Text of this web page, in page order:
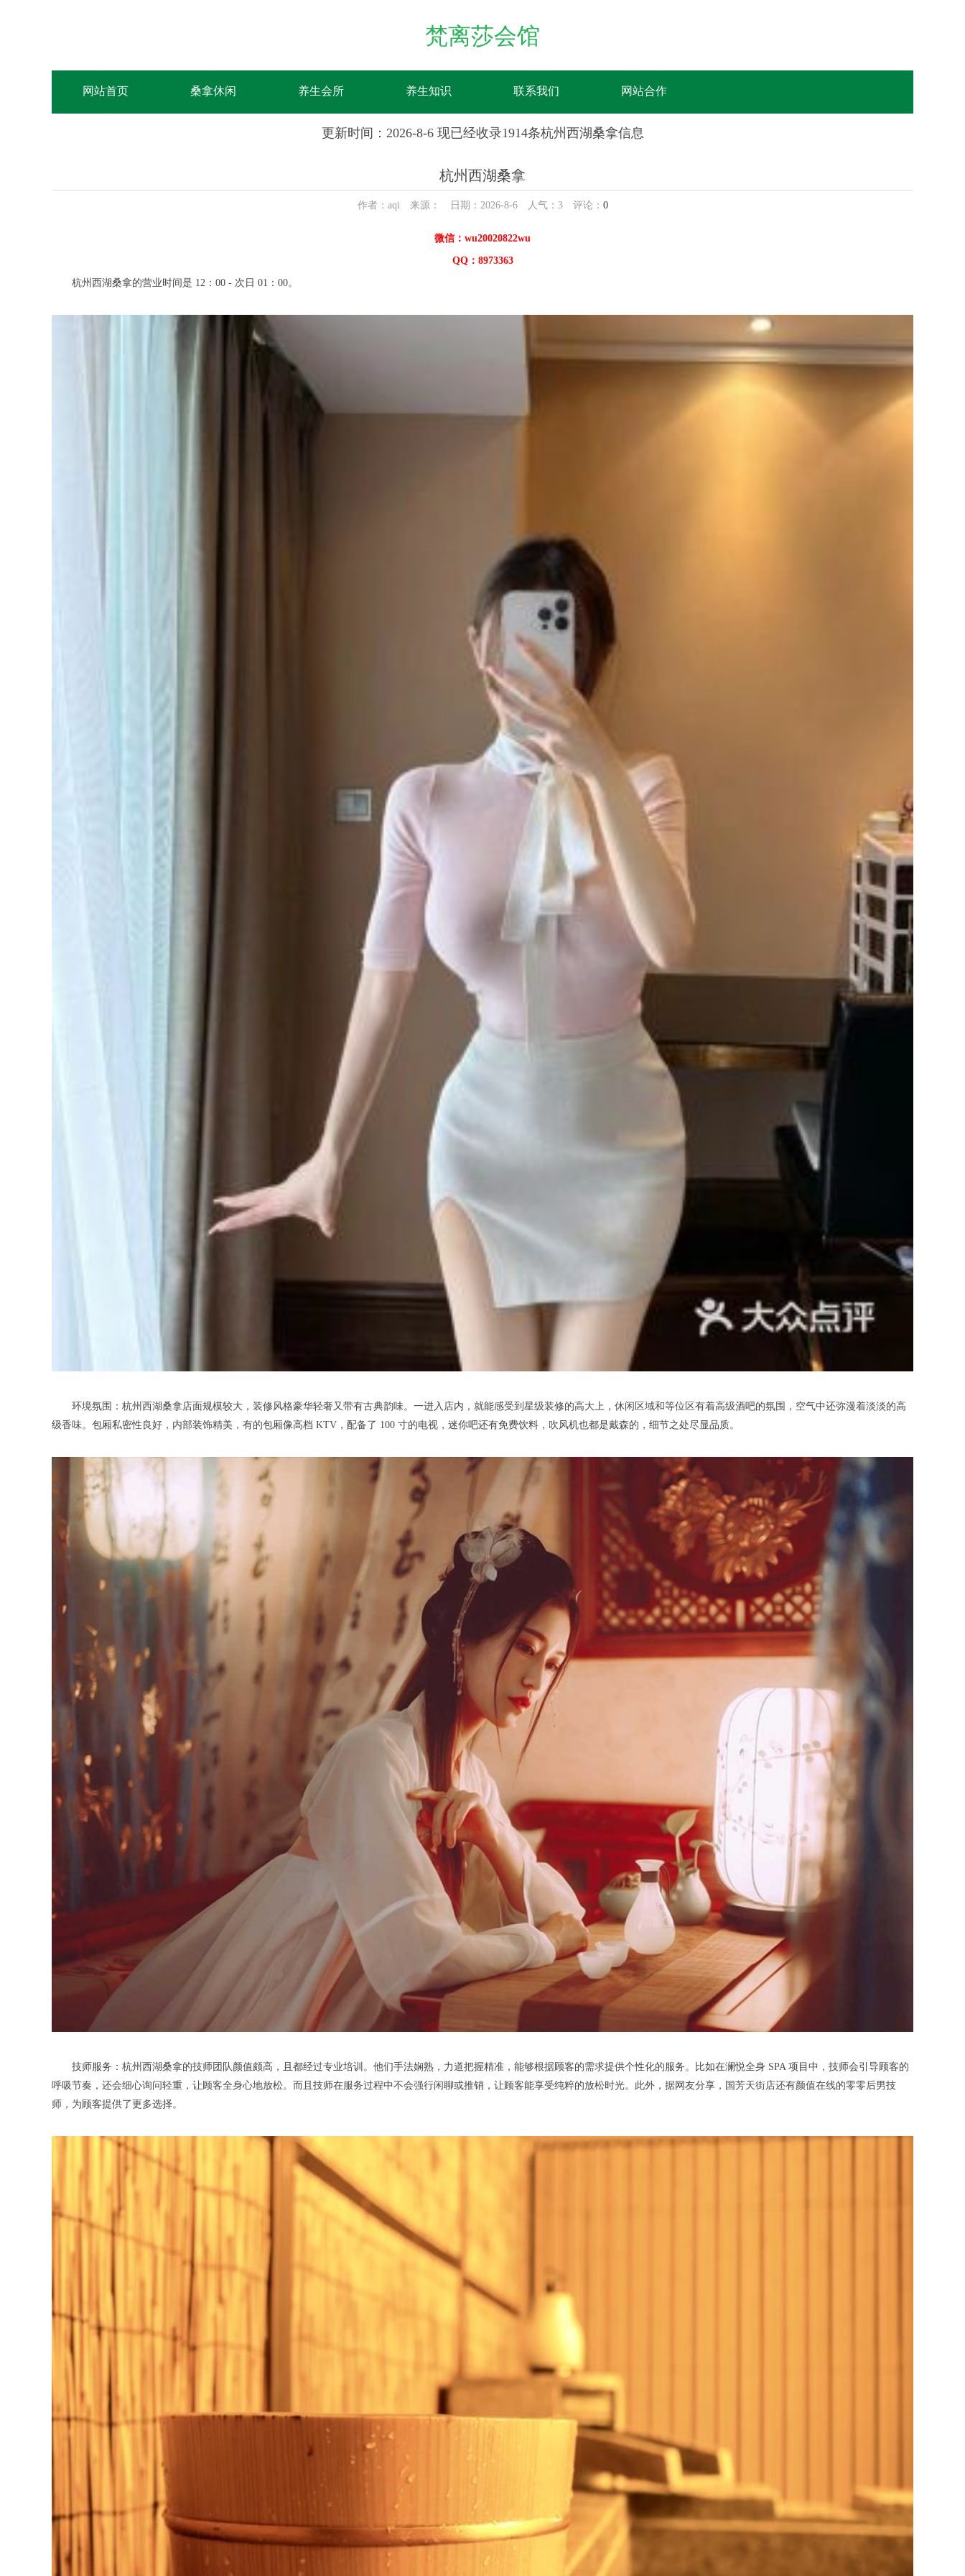
梵离莎会馆
网站首页 桑拿休闲 养生会所 养生知识 联系我们 网站合作
更新时间：2026-8-6 现已经收录1914条杭州西湖桑拿信息
杭州西湖桑拿
作者：aqi 来源： 日期：2026-8-6 人气： 3评论： 0
微信：wu20020822wu
QQ：8973363
杭州西湖桑拿的营业时间是 12：00 - 次日 01：00。
环境氛围：杭州西湖桑拿店面规模较大，装修风格豪华轻奢又带有古典韵味。一进入店内，就能感受到星级装修的高大上，休闲区域和等位区有着高级酒吧的氛围，空气中还弥漫着淡淡的高
级香味。包厢私密性良好，内部装饰精美，有的包厢像高档 KTV，配备了 100 寸的电视，迷你吧还有免费饮料，吹风机也都是戴森的，细节之处尽显品质。
技师服务：杭州西湖桑拿的技师团队颜值颇高，且都经过专业培训。他们手法娴熟，力道把握精准，能够根据顾客的需求提供个性化的服务。比如在澜悦全身 SPA 项目中，技师会引导顾客的
呼吸节奏，还会细心询问轻重，让顾客全身心地放松。而且技师在服务过程中不会强行闲聊或推销，让顾客能享受纯粹的放松时光。此外，据网友分享，国芳天街店还有颜值在线的零零后男技
师，为顾客提供了更多选择。